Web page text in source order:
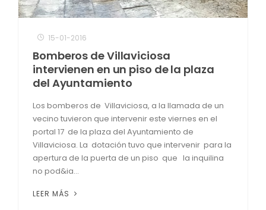
15-01-2016
Bomberos de Villaviciosa
intervienen en un piso de la plaza
del Ayuntamiento
Los bomberos de Villaviciosa, a la llamada de un
vecino tuvieron que intervenir este viernes en el
portal 17 de la plaza del Ayuntamiento de
Villaviciosa. La dotación tuvo que intervenir para la
apertura de la puerta de un piso que la inquilina
no pod&ia...
LEER MÁS